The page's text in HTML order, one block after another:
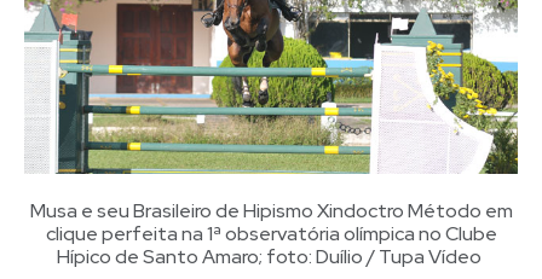
Musa e seu Brasileiro de Hipismo Xindoctro Método em
clique perfeita na 1ª observatória olímpica no Clube
Hípico de Santo Amaro; foto: Duílio / Tupa Vídeo